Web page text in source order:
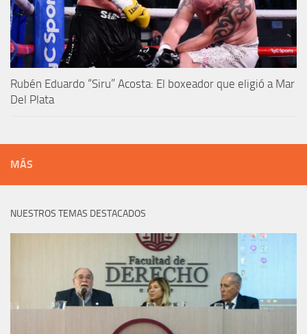
Rubén Eduardo “Siru” Acosta: El boxeador que eligió a Mar
Del Plata
MÁS
NUESTROS TEMAS DESTACADOS